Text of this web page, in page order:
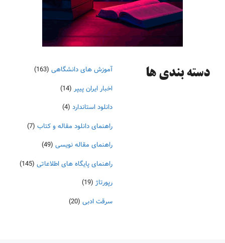
دسته‌ بندی ها آموزش های دانشگاهی (163)
اخبار ایران پیپر (14)
دانلود استاندارد (4)
راهنمای دانلود مقاله و کتاب (7)
راهنمای مقاله نویسی (49)
راهنمای پایگاه های اطلاعاتی (145)
رپورتاژ (19)
سرقت ادبی (20)